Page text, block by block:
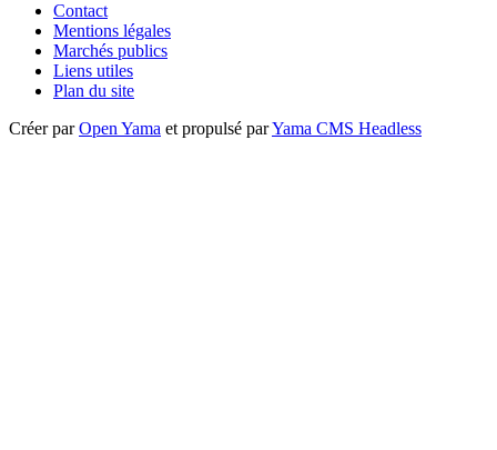
Contact
Mentions légales
Marchés publics
Liens utiles
Plan du site
Créer parOpen Yama et propulsé parYama CMS Headless